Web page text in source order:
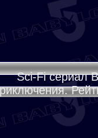
Sci-Fi сериал